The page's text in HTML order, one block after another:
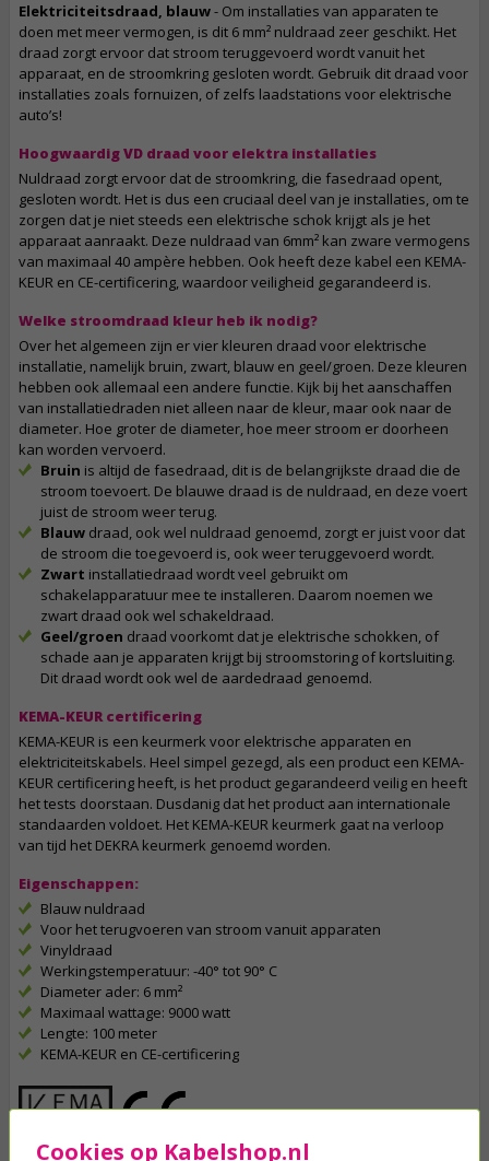
Elektriciteitsdraad, blauw- Om installaties van apparaten te
doen met meer vermogen, is dit 6 mm² nuldraad zeer geschikt. Het
draad zorgt ervoor dat stroom teruggevoerd wordt vanuit het
apparaat, en de stroomkring gesloten wordt. Gebruik dit draad voor
installaties zoals fornuizen, of zelfs laadstations voor elektrische
auto’s!
Hoogwaardig VD draad voor elektra installaties
Nuldraad zorgt ervoor dat de stroomkring, die fasedraad opent,
gesloten wordt. Het is dus een cruciaal deel van je installaties, om te
zorgen dat je niet steeds een elektrische schok krijgt als je het
apparaat aanraakt. Deze nuldraad van 6mm² kan zware vermogens
van maximaal 40 ampère hebben. Ook heeft deze kabel een KEMA-
KEUR en CE-certificering, waardoor veiligheid gegarandeerd is.
Welke stroomdraad kleur heb ik nodig?
Over het algemeen zijn er vier kleuren draad voor elektrische
installatie, namelijk bruin, zwart, blauw en geel/groen. Deze kleuren
hebben ook allemaal een andere functie. Kijk bij het aanschaffen
van installatiedraden niet alleen naar de kleur, maar ook naar de
diameter. Hoe groter de diameter, hoe meer stroom er doorheen
kan worden vervoerd.
Bruin is altijd de fasedraad, dit is de belangrijkste draad die de
stroom toevoert. De blauwe draad is de nuldraad, en deze voert
juist de stroom weer terug.
Blauw draad, ook wel nuldraad genoemd, zorgt er juist voor dat
de stroom die toegevoerd is, ook weer teruggevoerd wordt.
Zwart installatiedraad wordt veel gebruikt om
schakelapparatuur mee te installeren. Daarom noemen we
zwart draad ook wel schakeldraad.
Geel/groen draad voorkomt dat je elektrische schokken, of
schade aan je apparaten krijgt bij stroomstoring of kortsluiting.
Dit draad wordt ook wel de aardedraad genoemd.
KEMA-KEUR certificering
KEMA-KEUR is een keurmerk voor elektrische apparaten en
elektriciteitskabels. Heel simpel gezegd, als een product een KEMA-
KEUR certificering heeft, is het product gegarandeerd veilig en heeft
het tests doorstaan. Dusdanig dat het product aan internationale
standaarden voldoet. Het KEMA-KEUR keurmerk gaat na verloop
van tijd het DEKRA keurmerk genoemd worden.
Eigenschappen:
Blauw nuldraad
Voor het terugvoeren van stroom vanuit apparaten
Vinyldraad
Werkingstemperatuur: -40° tot 90° C
Diameter ader: 6 mm²
Maximaal wattage: 9000 watt
Lengte: 100 meter
KEMA-KEUR en CE-certificering
Cookies op Kabelshop.nl